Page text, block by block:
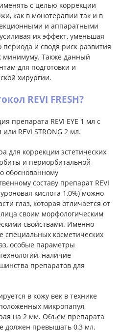
с целью коррекции
как в монотерапии так и в
и аппаратными
их эффект, уменьшая
и сводя риск развития
минимуму. Также данный
для подготовки и
хирургии.
REVI FRESH?
препарата REVI EYE 1 мл с
REVI STRONG 2 мл.
для коррекции эстетических
и периорбитальной
обоснованному
составу препарат REVI
кислота 1,0%) можно
глаз, которая отличается от
своим морфологическим
свойствами. Именно
специальных косметических
особые параметры
наличие
препаратов для
в кожу век в технике
микропапул,
на 2 мм. Объем препарата
должен превышать 0,3 мл.